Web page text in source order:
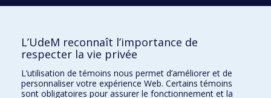
Kinésiologie et des sciences de l’activité physique
Orthophonie et audiologie
Réadaptation
L’UdeM reconnaît l’importance de
respecter la vie privée
L’utilisation de témoins nous permet d’améliorer et de
personnaliser votre expérience Web. Certains témoins
sont obligatoires pour assurer le fonctionnement et la